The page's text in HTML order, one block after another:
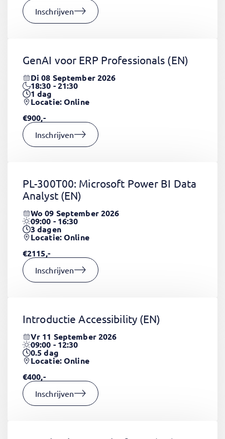
Inschrijven
GenAI voor ERP Professionals (EN)
Di 08 September 2026
18:30 - 21:30
1dag
Locatie: Online
€900,-
Inschrijven
PL-300T00: Microsoft Power BI Data
Analyst (EN)
Wo 09 September 2026
09:00 - 16:30
3dagen
Locatie: Online
€2115,-
Inschrijven
Introductie Accessibility (EN)
Vr 11 September 2026
09:00 - 12:30
0.5dag
Locatie: Online
€400,-
Inschrijven